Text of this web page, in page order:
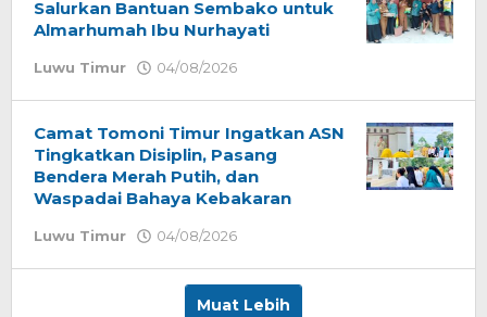
Salurkan Bantuan Sembako untuk
Almarhumah Ibu Nurhayati
Luwu Timur 04/08/2026
Camat Tomoni Timur Ingatkan ASN
Tingkatkan Disiplin, Pasang
Bendera Merah Putih, dan
Waspadai Bahaya Kebakaran
Luwu Timur 04/08/2026
Muat Lebih